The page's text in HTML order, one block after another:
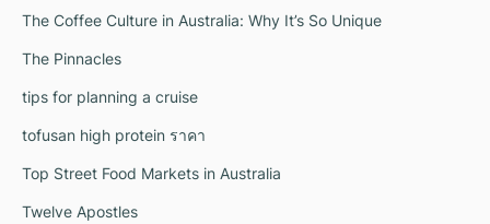
The Coffee Culture in Australia: Why It’s So Unique
The Pinnacles
tips for planning a cruise
tofusan high protein ราคา
Top Street Food Markets in Australia
Twelve Apostles